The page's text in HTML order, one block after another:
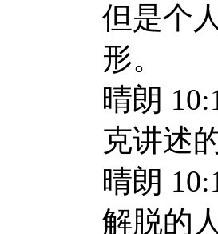
但是个
形。
晴朗
克讲述
晴朗
解脱的